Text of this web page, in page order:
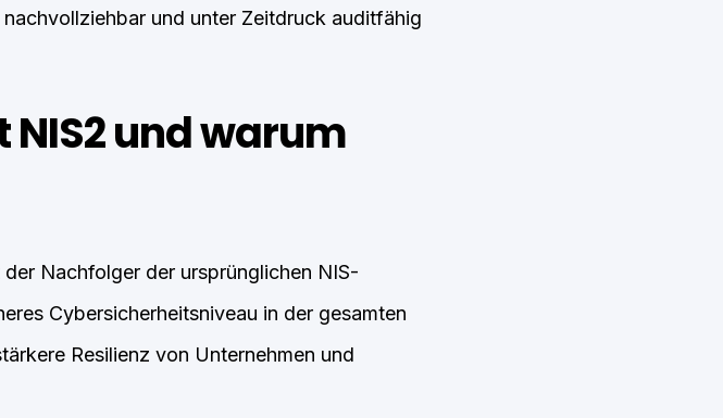
und unter Zeitdruck auditfähig
und warum
Nachfolger der ursprünglichen NIS-
Cybersicherheitsniveau in der gesamten
Resilienz von Unternehmen und